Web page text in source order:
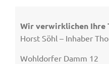
Wir verwirklichen Ihre
Horst Söhl – Inhaber
Wohldorfer Damm 12